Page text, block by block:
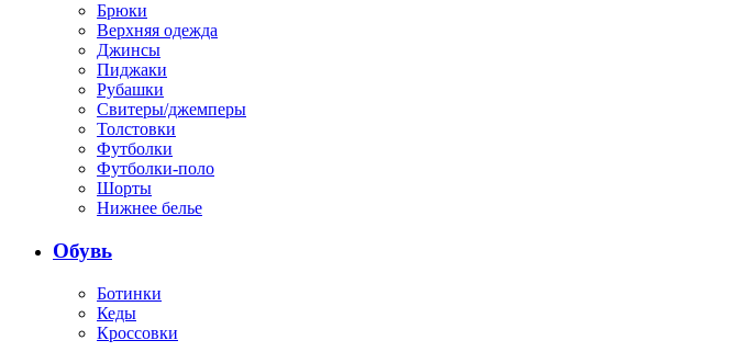
Брюки
Верхняя одежда
Джинсы
Пиджаки
Рубашки
Свитеры/джемперы
Толстовки
Футболки
Футболки-поло
Шорты
Нижнее белье
Обувь
Ботинки
Кеды
Кроссовки